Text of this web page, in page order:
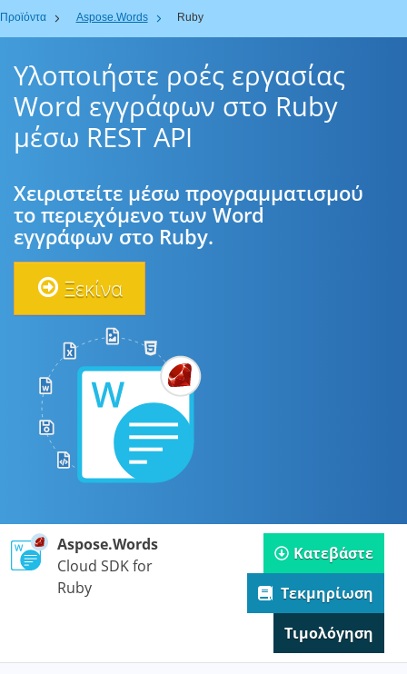
Προϊόντα Aspose.Words Ruby
Υλοποιήστε ροές εργασίας
Word εγγράφων στο Ruby
μέσω REST API
Χειριστείτε μέσω προγραμματισμού
το περιεχόμενο των Word
εγγράφων στο Ruby.
Ξεκίνα
Aspose.Words
Cloud SDK for
Ruby
Κατεβάστε
Τεκμηρίωση
Τιμολόγηση